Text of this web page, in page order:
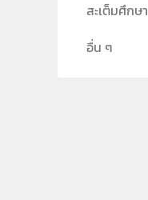
สะเต็มศึกษา
อื่น ๆ